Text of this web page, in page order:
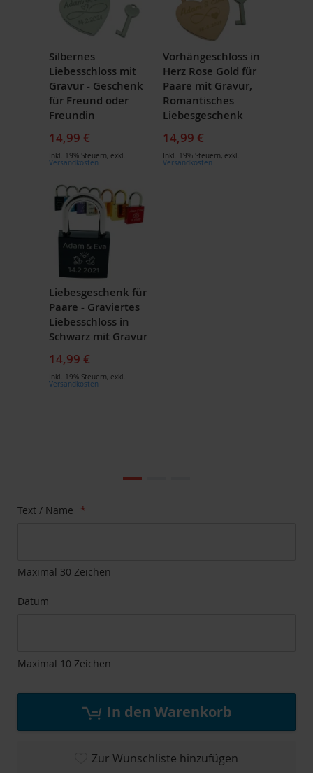
Bildgalerie
Zum
springen
Text / Name
Maximal 30 Zeichen
Datum
Maximal 10 Zeichen
In den Warenkorb
Zur Wunschliste hinzufügen
Silbernes
Liebesschloss mit
Gravur - Geschenk
für Freund oder
Freundin
14,99 €
Inkl. 19% Steuern, exkl.
Versandkosten
Vorhängeschloss in
Herz Rose Gold für
Paare mit Gravur,
Romantisches
Liebesgeschenk
14,99 €
Inkl. 19% Steuern, exkl.
Versandkosten
Liebesgeschenk für
Paare - Graviertes
Liebesschloss in
Schwarz mit Gravur
14,99 €
Inkl. 19% Steuern, exkl.
Versandkosten